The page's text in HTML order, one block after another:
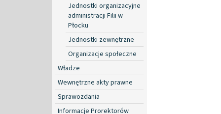
Jednostki organizacyjne
administracji Filii w
Płocku
Jednostki zewnętrzne
Organizacje społeczne
Władze
Wewnętrzne akty prawne
Sprawozdania
Informacje Prorektorów